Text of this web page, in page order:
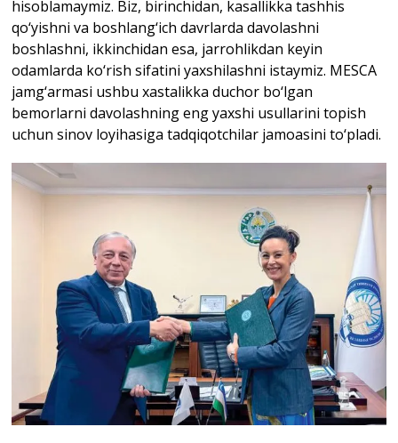
hisoblamaymiz. Biz, birinchidan, kasallikka tashhis
qo‘yishni va boshlang‘ich davrlarda davolashni
boshlashni, ikkinchidan esa, jarrohlikdan keyin
odamlarda ko‘rish sifatini yaxshilashni istaymiz. MESCA
jamg‘armasi ushbu xastalikka duchor bo‘lgan
bemorlarni davolashning eng yaxshi usullarini topish
uchun sinov loyihasiga tadqiqotchilar jamoasini to‘pladi.